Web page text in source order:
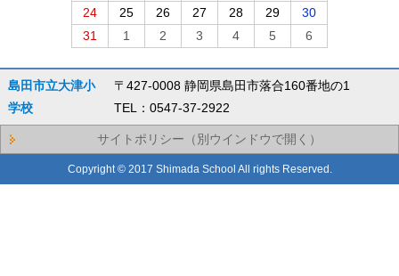
24
25 26 27 28 29
30
31
1 2 3 4 5 6
島田市立大津小
学校
〒427-0008 静岡県島田市落合160番地の1
TEL：0547-37-2922
サイトポリシー（別ウインドウで開く）
Copyright © 2017 Shimada School All rights Reserved.